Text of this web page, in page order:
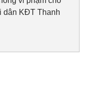
dân KĐT Thanh